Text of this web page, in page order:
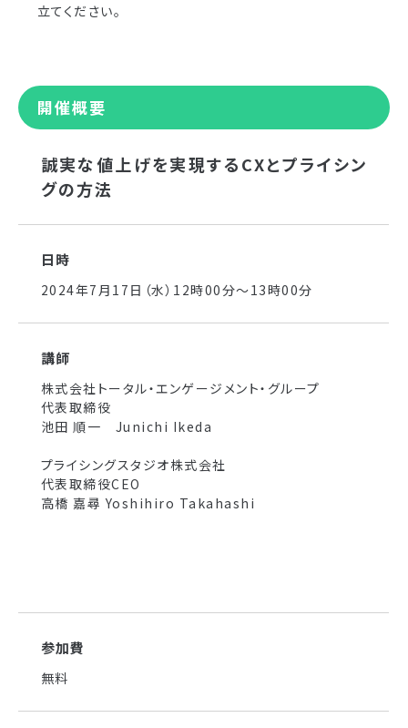
立てください。
開催概要
誠実な値上げを実現するCXとプライシン
グの方法
日時
2024年7月17日（水）12時00分～13時00分
講師
株式会社トータル・エンゲージメント・グループ
代表取締役
池田 順一 Junichi Ikeda
プライシングスタジオ株式会社
代表取締役CEO
高橋 嘉尋 Yoshihiro Takahashi
参加費
無料